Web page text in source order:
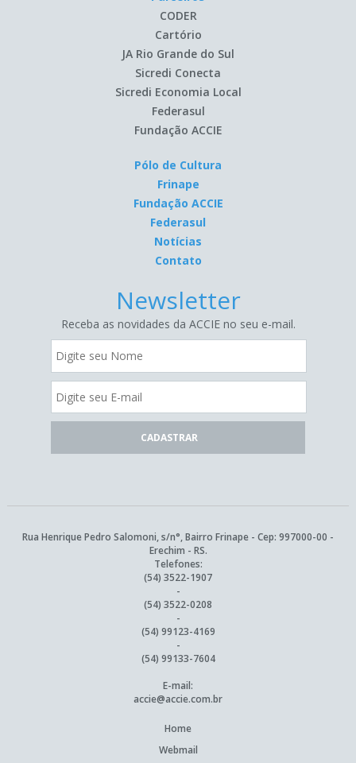
CODER
Cartório
JA Rio Grande do Sul
Sicredi Conecta
Sicredi Economia Local
Federasul
Fundação ACCIE
Pólo de Cultura
Frinape
Fundação ACCIE
Federasul
Notícias
Contato
Newsletter
Receba as novidades da ACCIE no seu e-mail.
Rua Henrique Pedro Salomoni, s/n°, Bairro Frinape - Cep: 997000-00 -
Erechim - RS.
Telefones:
(54) 3522-1907
-
(54) 3522-0208
-
(54) 99123-4169
-
(54) 99133-7604
E-mail:
accie@accie.com.br
Home
Webmail